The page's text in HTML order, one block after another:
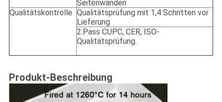
Seitenwänden
Qualitätskontrolle Qualitätsprüfung mit 1,4 Schritten vor
Lieferung
2.Pass CUPC, CER, ISO-
Qualitätsprüfung.
Produkt-Beschreibung